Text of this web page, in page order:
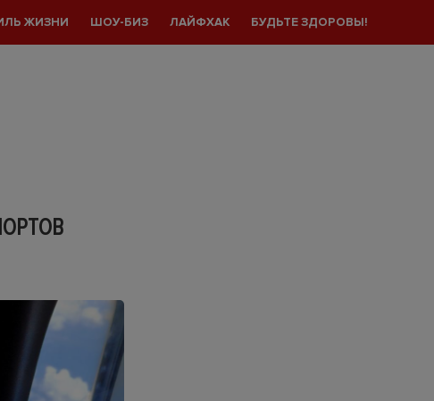
ЖИЗНИ ШОУ-БИЗ ЛАЙФХАК БУДЬТЕ ЗДОРОВЫ!